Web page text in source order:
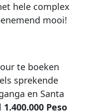
hele complex
mooi!
te boeken
sprekende
en Santa
1.400.000 Peso